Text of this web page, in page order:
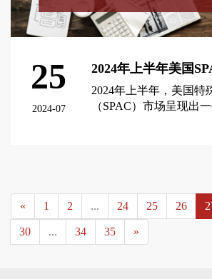
25
2024-07
2024年上半年美国
2024年上半年，美国特
（SPAC）市场呈现出
« 1 2 ... 24 25 26
30 ... 34 35 »